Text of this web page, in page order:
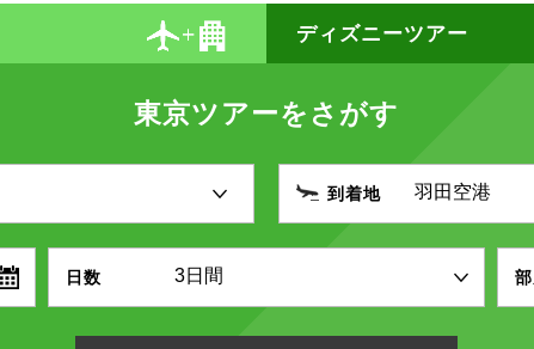
ディズニーツアー
東京ツアーをさがす
到着地
日数